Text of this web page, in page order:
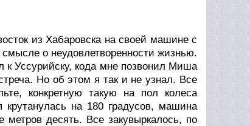
из Хабаровска на своей машине с
о неудовлетворенности жизнью.
к Уссурийску, кода мне позвонил Миша
Но об этом я так и не узнал. Все
конкретную такую на пол колеса
крутанулась на 180 градусов, машина
метров десять. Все закувыркалось, по